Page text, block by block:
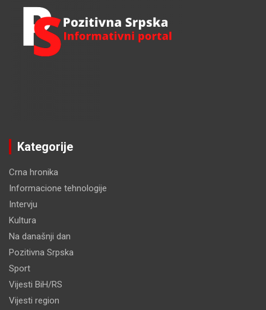
Kategorije
Crna hronika
Informacione tehnologije
Intervju
Kultura
Na današnji dan
Pozitivna Srpska
Sport
Vijesti BiH/RS
Vijesti region